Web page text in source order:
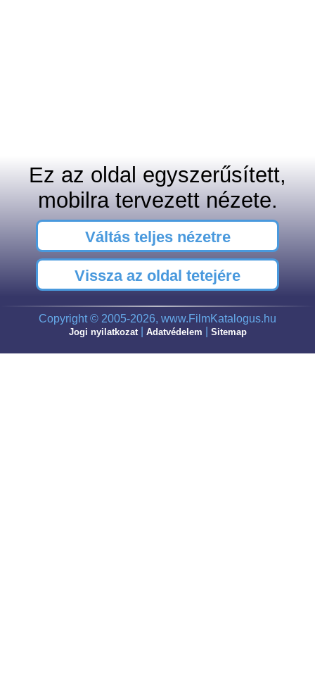
Ez az oldal egyszerűsített,
mobilra tervezett nézete.
Váltás teljes nézetre
Vissza az oldal tetejére
Copyright © 2005-2026, www.FilmKatalogus.hu
Jogi nyilatkozat| Adatvédelem Sitemap